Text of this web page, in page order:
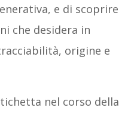
e di scoprire
che desidera in
origine e
nel corso della